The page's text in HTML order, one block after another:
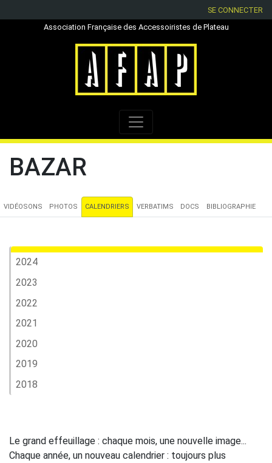
SE CONNECTER
Association Française des Accessoiristes de Plateau
BAZAR
VIDÉOSONS PHOTOS CALENDRIERS VERBATIMS DOCS BIBLIOGRAPHIE
2024
2023
2022
2021
2020
2019
2018
Le grand effeuillage : chaque mois, une nouvelle image...
Chaque année, un nouveau calendrier : toujours plus